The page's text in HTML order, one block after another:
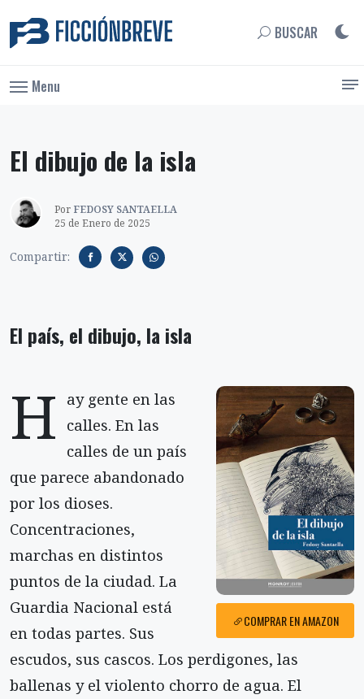
BUSCAR
Menu
El dibujo de la isla
Por FEDOSY SANTAELLA
25 de Enero de 2025
Compartir:
El país, el dibujo, la isla
COMPRAR EN AMAZON
H ay gente en las
calles. En las
calles de un país
que parece abandonado
por los dioses.
Concentraciones,
marchas en distintos
puntos de la ciudad. La
Guardia Nacional está
en todas partes. Sus
escudos, sus cascos. Los perdigones, las
ballenas y el violento chorro de agua. El